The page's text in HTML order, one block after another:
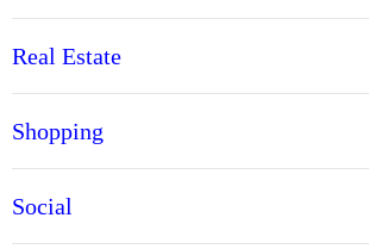
Real Estate
Shopping
Social